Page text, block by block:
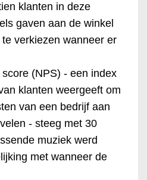
klanten in deze
gaven aan de winkel
verkiezen wanneer er
(NPS) - een index
klanten weergeeft om
van een bedrijf aan
- steeg met 30
muziek werd
met wanneer de